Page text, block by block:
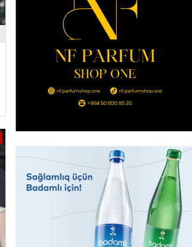
Azərbaycanlı musiqi terapevti
Türkiyədə unudulmaz sənət gecəsinə
imza atdı – FOTO
05.08.2026 - 15:00
Hikmət Hacıyev: Azərbaycan ərazisini
qonşulara qarşı istifadəyə imkan
05.08.2026- 14:45 85
REKLAM
Biləcəridə mənzil almaq istəyənlər
üçün hansı imkanları var?
84